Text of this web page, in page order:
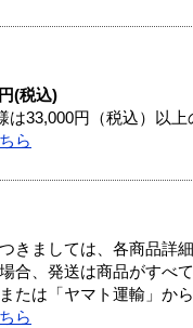
(税込)
33,000円（税込）以上
ら
きましては、各商品詳
合、発送は商品がすべ
たは「ヤマト運輸」か
ら